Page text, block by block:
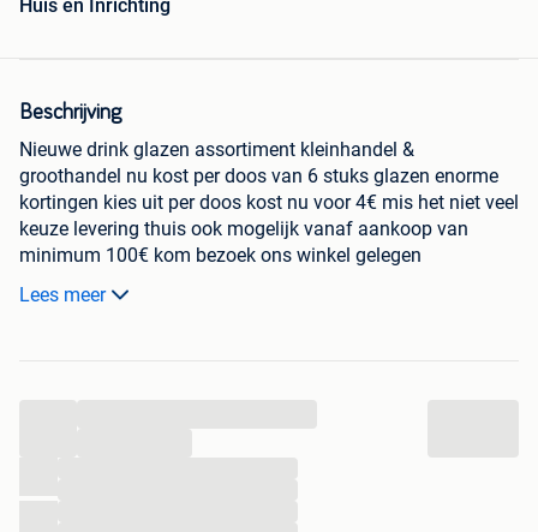
Huis en Inrichting
Beschrijving
Nieuwe drink glazen assortiment kleinhandel &
groothandel nu kost per doos van 6 stuks glazen enorme
kortingen kies uit per doos kost nu voor 4€ mis het niet veel
keuze levering thuis ook mogelijk vanaf aankoop van
minimum 100€ kom bezoek ons winkel gelegen
Nieuwstraat-55-2440-Geel-Antwerpen voor meer info bel /
0484 677 892
Lees meer